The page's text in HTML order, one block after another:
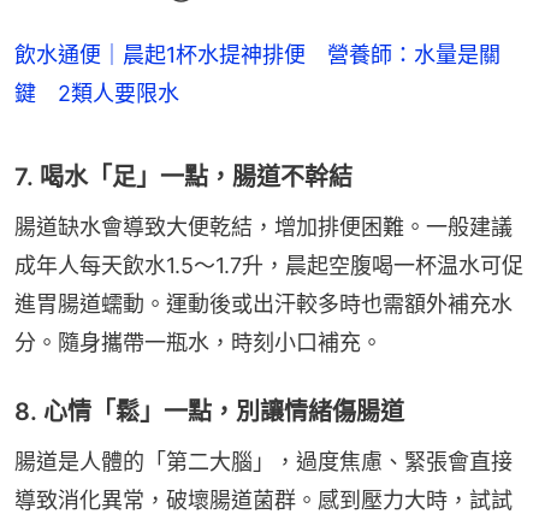
飲水通便｜晨起1杯水提神排便 營養師：水量是關
鍵 2類人要限水
7. 喝水「足」一點，腸道不幹結
腸道缺水會導致大便乾結，增加排便困難。一般建議
成年人每天飲水1.5～1.7升，晨起空腹喝一杯温水可促
進胃腸道蠕動。運動後或出汗較多時也需額外補充水
分。隨身攜帶一瓶水，時刻小口補充。
8. 心情「鬆」一點，別讓情緒傷腸道
腸道是人體的「第二大腦」，過度焦慮、緊張會直接
導致消化異常，破壞腸道菌群。感到壓力大時，試試